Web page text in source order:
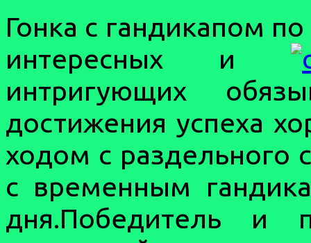
Гонка с гандикапом
интересных и
интригующих
достижения успеха
ходом с раздельного
с временным
дня.Победитель и